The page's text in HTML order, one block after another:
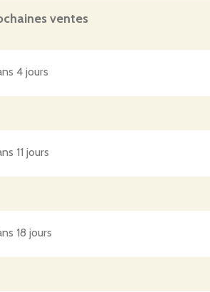
ventes
4 jours
11 jours
18 jours